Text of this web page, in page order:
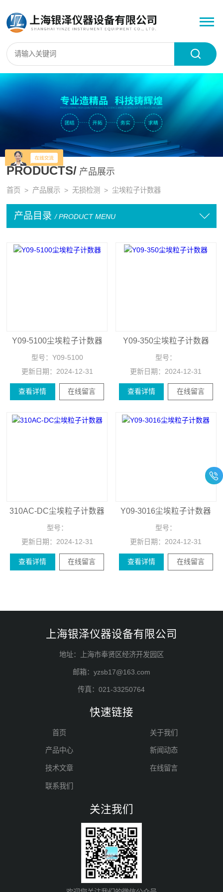
PRODUCTS/ 产品展示
首页 > 产品展示 >无损检测 > 尘埃粒子计数器
产品目录 / PRODUCT MENU
Y09-5100尘埃粒子计数器
型号： Y09-5100
更新日期： 2024-12-31
查看详情 在线留言
Y09-350尘埃粒子计数器
型号：
更新日期： 2024-12-31
查看详情 在线留言
310AC-DC尘埃粒子计数器
型号：
更新日期： 2024-12-31
查看详情 在线留言
Y09-3016尘埃粒子计数器
型号：
更新日期： 2024-12-31
查看详情 在线留言
上海银泽仪器设备有限公司
地址：上海市奉贤区经济开发园区
邮箱：yzsb17@163.com
传真：021-33250764
快速链接
首页 关于我们
产品中心 新闻动态
技术文章 在线留言
联系我们
关注我们